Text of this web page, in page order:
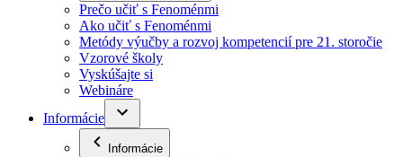
Prečo učiť s Fenoménmi
Ako učiť s Fenoménmi
Metódy výučby a rozvoj kompetencií pre 21. storočie
Vzorové školy
Vyskúšajte si
Webináre
Informácie
Informácie